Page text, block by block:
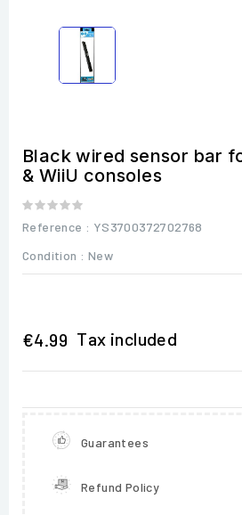
Black wired sensor bar
& WiiU consoles
Reference : YS3700372702768
Condition : New
€4.99 Tax included
Guarantees
Refund Policy